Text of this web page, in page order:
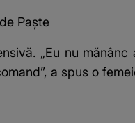
Paște
„Eu nu
a spus o